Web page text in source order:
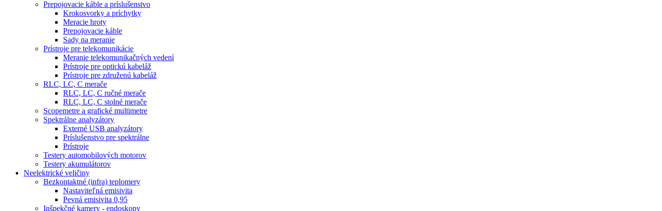
Prepojovacie káble a príslušenstvo
Krokosvorky a príchytky
Meracie hroty
Prepojovacie káble
Sady na meranie
Prístroje pre telekomunikácie
Meranie telekomunikačných vedení
Prístroje pre optickú kabeláž
Prístroje pre združenú kabeláž
RLC, LC, C merače
RLC, LC, C ručné merače
RLC, LC, C stolné merače
Scopemetre a grafické multimetre
Spektrálne analyzátory
Externé USB analyzátory
Príslušenstvo pre spektrálne
Prístroje
Testery automobilových motorov
Testery akumulátorov
Neelektrické veličiny
Bezkontaktné (infra) teplomery
Nastaviteľná emisivita
Pevná emisivita 0,95
Inšpekčné kamery - endoskopy